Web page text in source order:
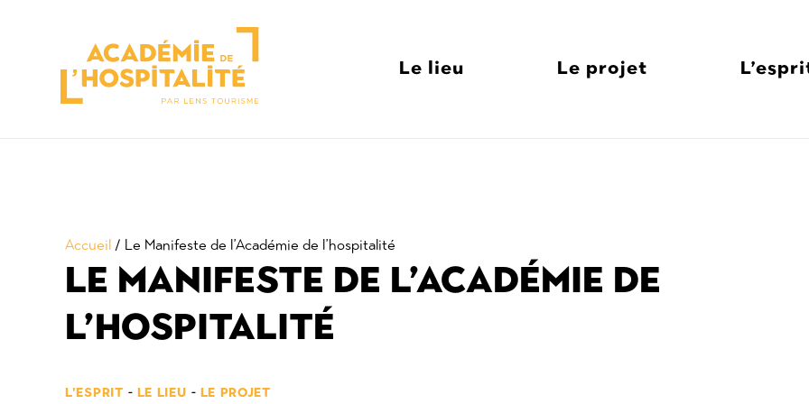
Le lieu Le projet
Accueil / Le Manifeste de l’Académie de l’hospitalité
LE MANIFESTE DE L’ACADÉMIE DE
L’HOSPITALITÉ
L'ESPRIT - LE LIEU - LE PROJET